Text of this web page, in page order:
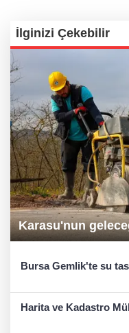
İlginizi Çekebilir
Karasu'nun
Bursa Gemlik'te su
Harita ve Kadastro